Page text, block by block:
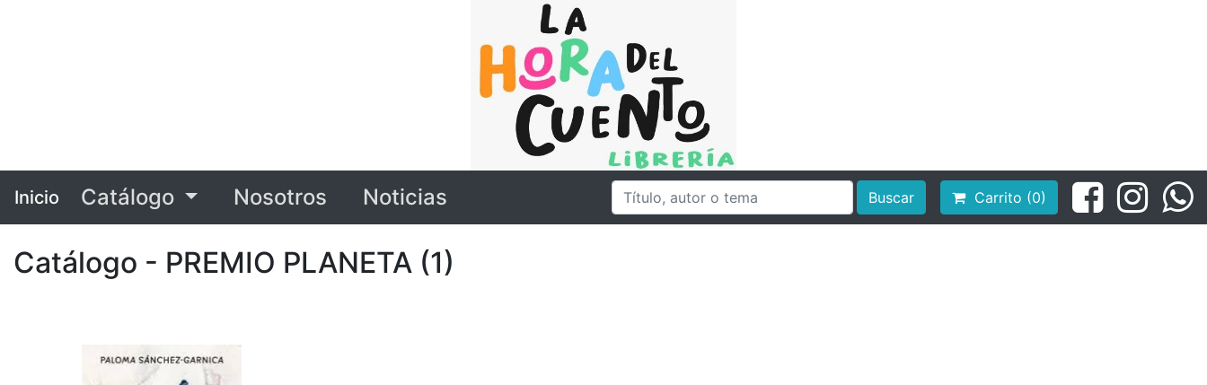
Inicio Catálogo Nosotros Noticias Buscar Carrito (0)
Catálogo - PREMIO PLANETA (1)